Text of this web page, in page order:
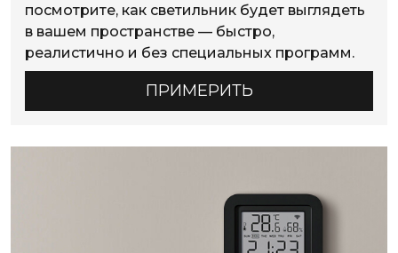
посмотрите, как светильник будет выглядеть
в вашем пространстве — быстро,
реалистично и без специальных программ.
ПРИМЕРИТЬ